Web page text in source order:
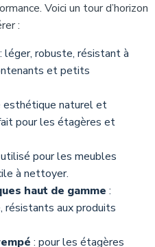
Voici un tour d’horizon
:
: léger, robuste, résistant à
et petits
esthétique naturel et
pour les étagères et
pour les meubles
à nettoyer.
haut de gamme :
résistants aux produits
: pour les étagères